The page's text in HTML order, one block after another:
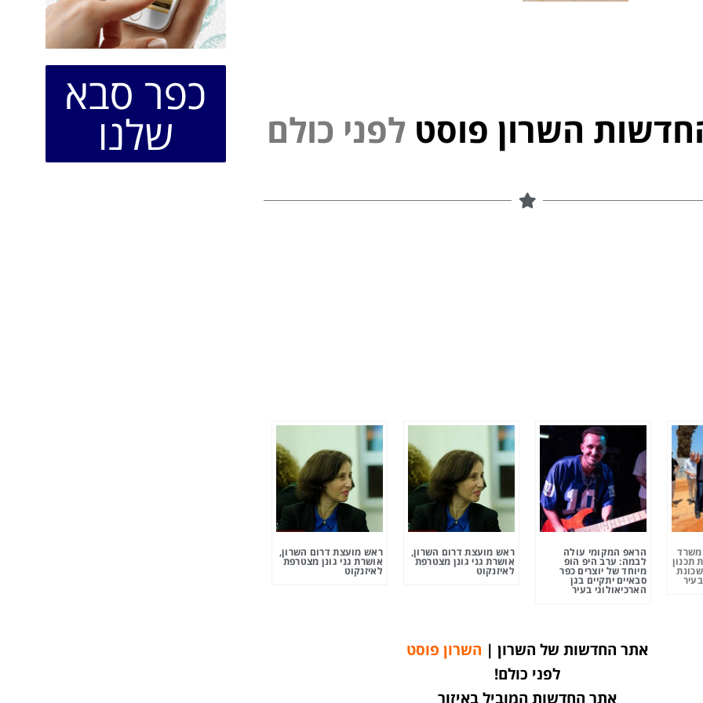
השרון פוסט פ ני כולם
תכנון
הראפ המקומי עולה
לבמה: ערב היפ הופ
מיוחד של יוצרים כפר
סבאיים יתקיים בגן
הארכיאולוגי בעיר
ראש מועצת דרום השרון,
אושרת גני גונן מצטרפת
לאיזנקוט
ראש מועצת דרום השרון,
אושרת גני גונן מצטרפת
לאיזנקוט
כפר סבא
שלנו
אתר החדשות של השרון | השרון פוסט
לפני כולם!
אתר החדשות המוביל באיזור